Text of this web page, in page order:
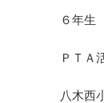
６年生
ＰＴＡ
八木西